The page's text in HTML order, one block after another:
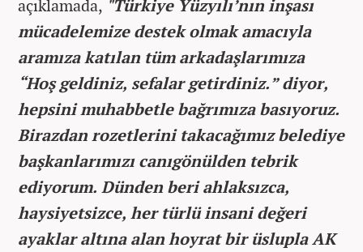
açıklamada, "Türkiye Yüzyılı’nın inşası
mücadelemize destek olmak amacıyla
aramıza katılan tüm arkadaşlarımıza
“Hoş geldiniz, sefalar getirdiniz.” diyor,
hepsini muhabbetle bağrımıza basıyoruz.
Birazdan rozetlerini takacağımız belediye
başkanlarımızı canıgönülden tebrik
ediyorum. Dünden beri ahlaksızca,
haysiyetsizce, her türlü insani değeri
ayaklar altına alan hoyrat bir üslupla AK